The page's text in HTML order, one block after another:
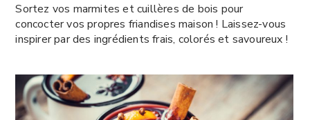
Sortez vos marmites et cuillères de bois pour
concocter vos propres friandises maison ! Laissez-vous
inspirer par des ingrédients frais, colorés et savoureux !